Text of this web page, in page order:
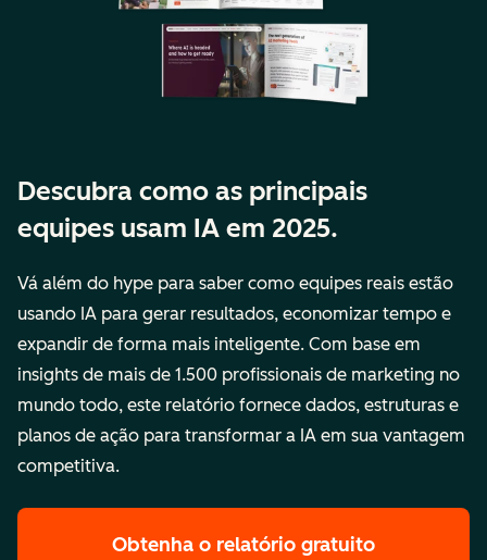
Descubra como as principais
equipes usam IA em 2025.
Vá além do hype para saber como equipes reais estão
usando IA para gerar resultados, economizar tempo e
expandir de forma mais inteligente. Com base em
insights de mais de 1.500 profissionais de marketing no
mundo todo, este relatório fornece dados, estruturas e
planos de ação para transformar a IA em sua vantagem
competitiva.
Obtenha o relatório gratuito